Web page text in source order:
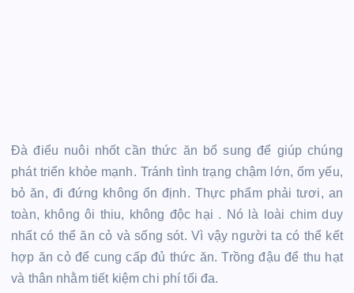
Đà điểu nuôi nhốt cần thức ăn bổ sung để giúp chúng
phát triển khỏe mạnh. Tránh tình trạng chậm lớn, ốm yếu,
bỏ ăn, đi đứng không ổn định. Thực phẩm phải tươi, an
toàn, không ôi thiu, không độc hại . Nó là loài chim duy
nhất có thể ăn cỏ và sống sót. Vì vậy người ta có thể kết
hợp ăn cỏ để cung cấp đủ thức ăn. Trồng đậu để thu hạt
và thân nhằm tiết kiệm chi phí tối đa.